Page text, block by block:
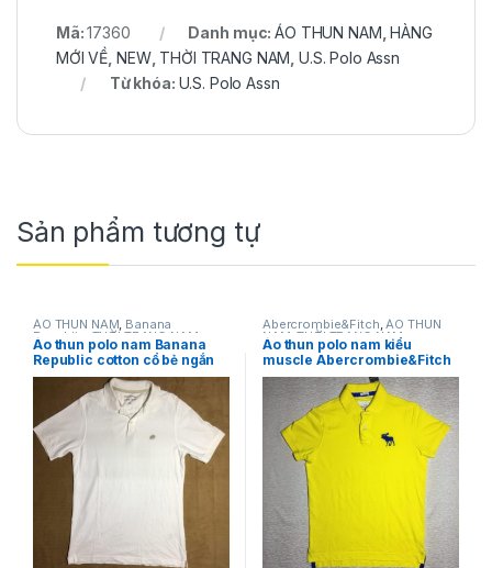
Mã:17360 Danh mục:ÁO THUN NAM ,HÀNG
MỚI VỀ NEW, THỜI TRANG NAM ,U.S. Polo Assn
Từ khóa: U.S. Polo Assn
Sản phẩm tương tự
ÁO THUN NAM, Banana
Republic THỜI TRANG NAM
Áo thun polo nam Banana
Republic cotton cổ bẻ ngắn
tay màu trắng size S hàng
mỹ chính hãng
Abercrombie&Fitch,ÁO THUN
NAM,THỜI TRANG NAM
Áo thun polo nam kiểu
muscle Abercrombie&Fitch
cổ bẻ cotton ngắn tay màu
vàng size M chính hãng
hàng mỹ